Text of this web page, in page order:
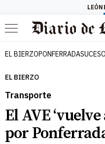
LEÓN
Menú
EL BIERZOPONFERRADA
EL BIERZO
Transporte
El AVE
por